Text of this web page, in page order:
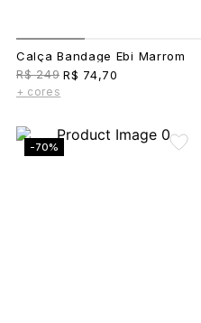
Calça Bandage Ebi Marrom
R$ 249 R$ 74,70
+ cores
-70%